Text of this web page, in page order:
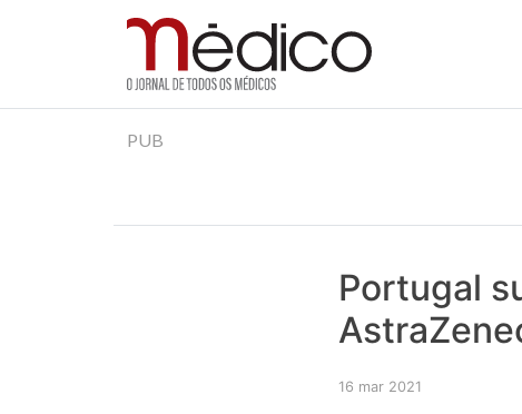
Jornal Médico
Médico – O Jornal de Todos os Médicos. Onde as
PUB
Portugal
16 mar 2021